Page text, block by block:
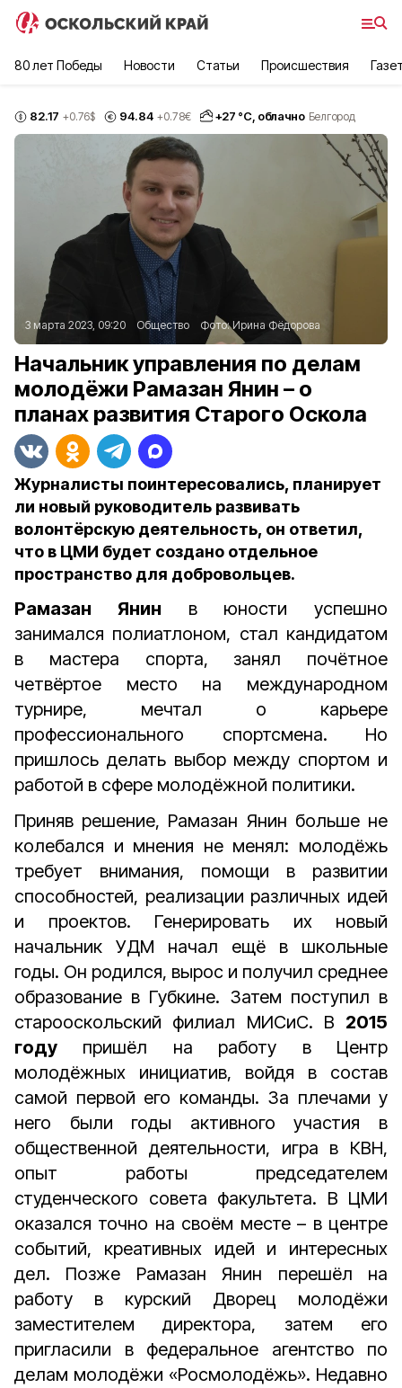
80 лет Победы Новости Статьи Происшествия
82.17 +0.76$ 94.84 +0.78€ +27 °С, облачно Белгород
3 марта 2023, 09:20 Общество Фото:Ирина Фёдорова
Начальник управления по делам
молодёжи Рамазан Янин – о
планах развития Старого Оскола
Журналисты поинтересовались, планирует
ли новый руководитель развивать
волонтёрскую деятельность, он ответил,
что в ЦМИ будет создано отдельное
пространство для добровольцев.
Рамазан Янин в юности успешно
занимался полиатлоном, стал кандидатом
в мастера спорта, занял почётное
четвёртое место на международном
турнире, мечтал о карьере
профессионального спортсмена. Но
пришлось делать выбор между спортом и
работой в сфере молодёжной политики.
Приняв решение, Рамазан Янин больше не
колебался и мнения не менял: молодёжь
требует внимания, помощи в развитии
способностей, реализации различных идей
и проектов. Генерировать их новый
начальник УДМ начал ещё в школьные
годы. Он родился, вырос и получил среднее
образование в Губкине. Затем поступил в
старооскольский филиал МИСиС. В 2015
году пришёл на работу в Центр
молодёжных инициатив, войдя в состав
самой первой его команды. За плечами у
него были годы активного участия в
общественной деятельности, игра в КВН,
опыт работы председателем
студенческого совета факультета. В ЦМИ
оказался точно на своём месте – в центре
событий, креативных идей и интересных
дел. Позже Рамазан Янин перешёл на
работу в курский Дворец молодёжи
заместителем директора, затем его
пригласили в федеральное агентство по
делам молодёжи «Росмолодёжь». Недавно